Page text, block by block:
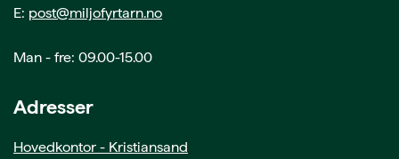
E: post@miljofyrtarn.no
Man - fre: 09.00-15.00
Adresser
Hovedkontor - Kristiansand